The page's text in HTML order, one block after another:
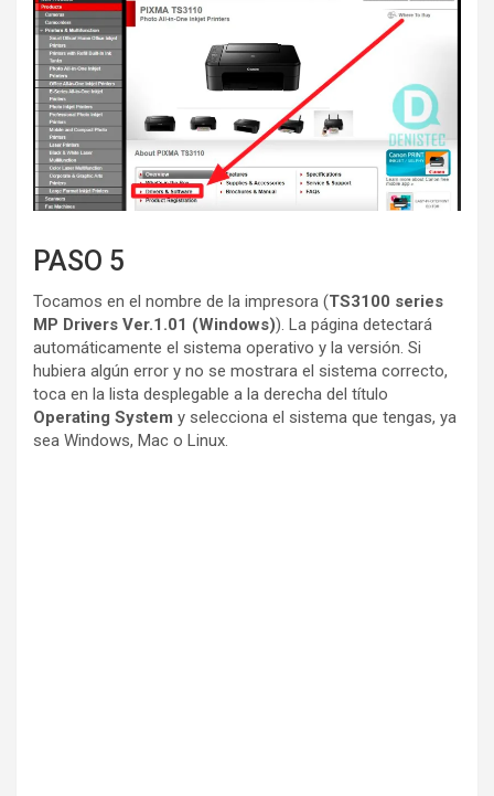
PASO 5
Tocamos en el nombre de la impresora (TS3100 series
MP Drivers Ver.1.01 (Windows)). La página detectará
automáticamente el sistema operativo y la versión. Si
hubiera algún error y no se mostrara el sistema correcto,
toca en la lista desplegable a la derecha del título
Operating System y selecciona el sistema que tengas, ya
sea Windows, Mac o Linux.